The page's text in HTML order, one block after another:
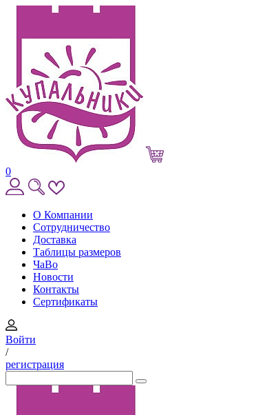
0
О Компании
Сотрудничество
Доставка
Таблицы размеров
ЧаВо
Новости
Контакты
Сертификаты
Войти
/
регистрация